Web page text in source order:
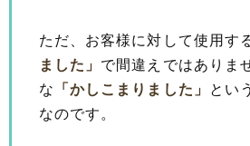
ただ、お客様に対して使用す
ました」 で間違えではありま
な
「かしこまりました」
とい
なのです。